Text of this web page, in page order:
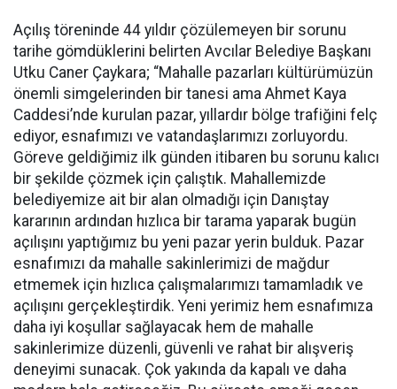
Açılış töreninde 44 yıldır çözülemeyen bir sorunu
tarihe gömdüklerini belirten Avcılar Belediye Başkanı
Utku Caner Çaykara; “Mahalle pazarları kültürümüzün
önemli simgelerinden bir tanesi ama Ahmet Kaya
Caddesi’nde kurulan pazar, yıllardır bölge trafiğini felç
ediyor, esnafımızı ve vatandaşlarımızı zorluyordu.
Göreve geldiğimiz ilk günden itibaren bu sorunu kalıcı
bir şekilde çözmek için çalıştık. Mahallemizde
belediyemize ait bir alan olmadığı için Danıştay
kararının ardından hızlıca bir tarama yaparak bugün
açılışını yaptığımız bu yeni pazar yerin bulduk. Pazar
esnafımızı da mahalle sakinlerimizi de mağdur
etmemek için hızlıca çalışmalarımızı tamamladık ve
açılışını gerçekleştirdik. Yeni yerimiz hem esnafımıza
daha iyi koşullar sağlayacak hem de mahalle
sakinlerimize düzenli, güvenli ve rahat bir alışveriş
deneyimi sunacak. Çok yakında da kapalı ve daha